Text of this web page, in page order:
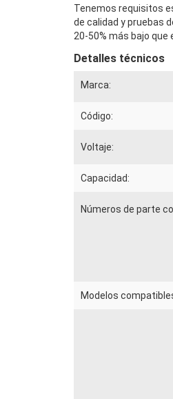
Tenemos requisitos
de calidad y pruebas
20-50% más bajo
Detalles técnicos
Marca:
Código:
Voltaje:
Capacidad:
Números de parte
Modelos